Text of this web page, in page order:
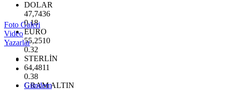
DOLAR
47,7436
0.18
EURO
55,2510
0.32
STERLİN
64,4811
0.38
GRAM ALTIN
Foto Galeri
Video
Yazarlar
Gündem